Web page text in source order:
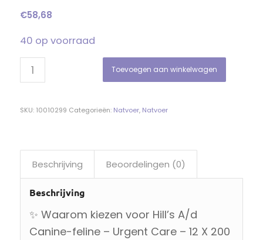
€58,68
40 op voorraad
Toevoegen aan winkelwagen
SKU: 10010299 Categorieën: Natvoer, Natvoer
Beschrijving Beoordelingen (0)
Beschrijving
✨ Waarom kiezen voor Hill’s A/d
Canine-feline – Urgent Care – 12 X 200